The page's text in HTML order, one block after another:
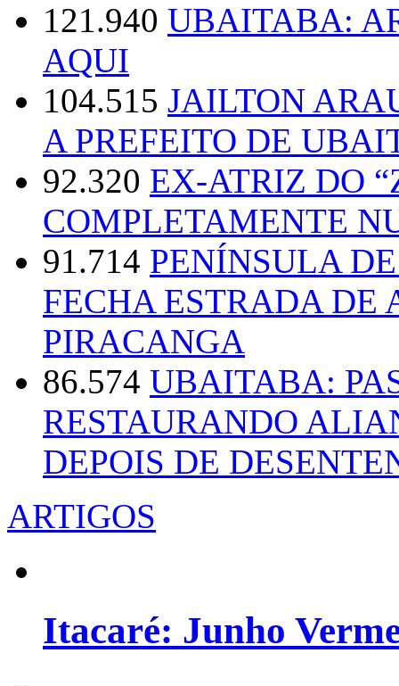
121.940 UBAITABA:
AQUI
104.515 JAILTON
A PREFEITO DE
92.320 EX-ATRIZ DO
COMPLETAMENTE
91.714 PENÍNSULA
FECHA ESTRADA DE
PIRACANGA
86.574 UBAITABA:
RESTAURANDO
DEPOIS DE
ARTIGOS
Itacaré: Junho